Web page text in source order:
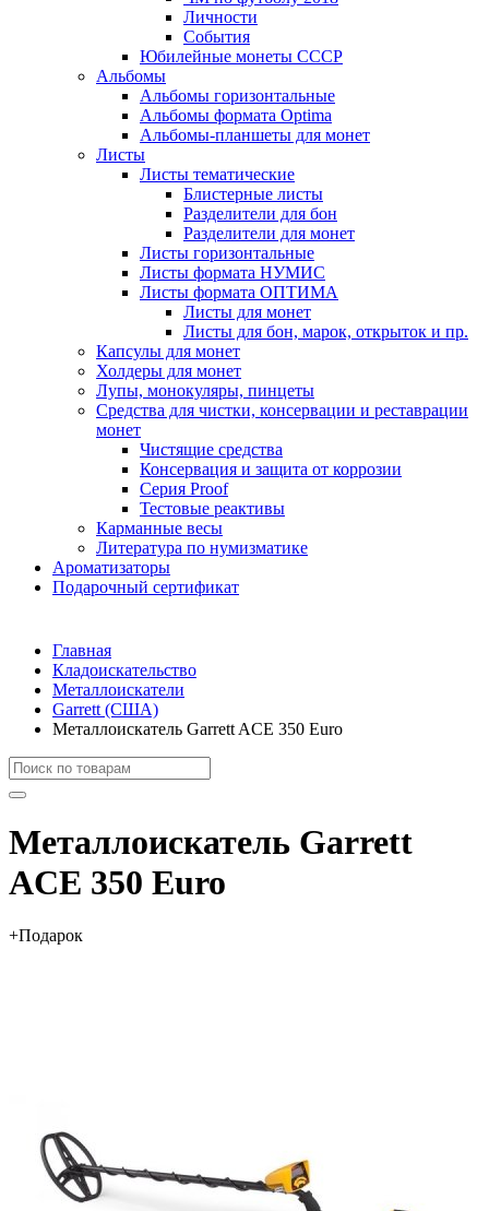
Личности
События
Юбилейные монеты СССР
Альбомы
Альбомы горизонтальные
Альбомы формата Optima
Альбомы-планшеты для монет
Листы
Листы тематические
Блистерные листы
Разделители для бон
Разделители для монет
Листы горизонтальные
Листы формата НУМИС
Листы формата ОПТИМА
Листы для монет
Листы для бон, марок, открыток и пр.
Капсулы для монет
Холдеры для монет
Лупы, монокуляры, пинцеты
Средства для чистки, консервации и реставрации
монет
Чистящие средства
Консервация и защита от коррозии
Серия Proof
Тестовые реактивы
Карманные весы
Литература по нумизматике
Ароматизаторы
Подарочный сертификат
Главная
Кладоискательство
Металлоискатели
Garrett (США)
Металлоискатель Garrett ACE 350 Euro
Металлоискатель Garrett
ACE 350 Euro
+Подарок